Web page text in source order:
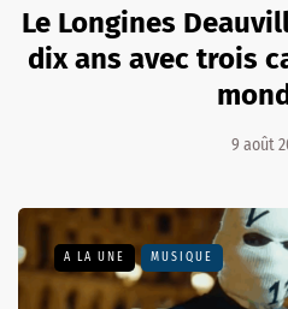
Le Longines
dix ans avec trois
9 août
A LA UNE MUSIQUE